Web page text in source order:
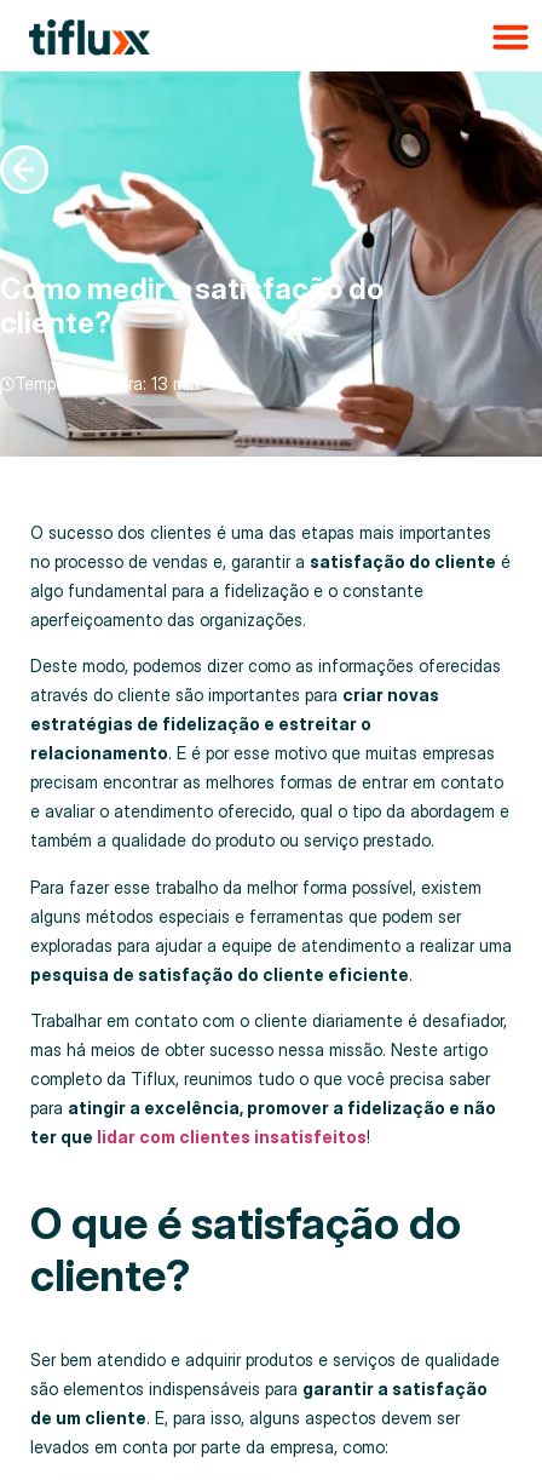
Como medir a satisfação do
cliente?
Tempo de leitura: 13 min
O sucesso dos clientes é uma das etapas mais importantes
no processo de vendas e, garantir a satisfação do cliente é
algo fundamental para a fidelização e o constante
aperfeiçoamento das organizações.
Deste modo, podemos dizer como as informações oferecidas
através do cliente são importantes para criar novas
estratégias de fidelização e estreitar o
relacionamento. E é por esse motivo que muitas empresas
precisam encontrar as melhores formas de entrar em contato
e avaliar o atendimento oferecido, qual o tipo da abordagem e
também a qualidade do produto ou serviço prestado.
Para fazer esse trabalho da melhor forma possível, existem
alguns métodos especiais e ferramentas que podem ser
exploradas para ajudar a equipe de atendimento a realizar uma
pesquisa de satisfação do cliente eficiente.
Trabalhar em contato com o cliente diariamente é desafiador,
mas há meios de obter sucesso nessa missão. Neste artigo
completo da Tiflux, reunimos tudo o que você precisa saber
para atingir a excelência, promover a fidelização e não
ter que lidar com clientes insatisfeitos!
O que é satisfação do
cliente?
Ser bem atendido e adquirir produtos e serviços de qualidade
são elementos indispensáveis para garantir a satisfação
de um cliente. E, para isso, alguns aspectos devem ser
levados em conta por parte da empresa, como: